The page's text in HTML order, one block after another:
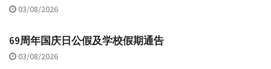
03/08/2026
69周年国庆日公假及学校假期通告
03/08/2026